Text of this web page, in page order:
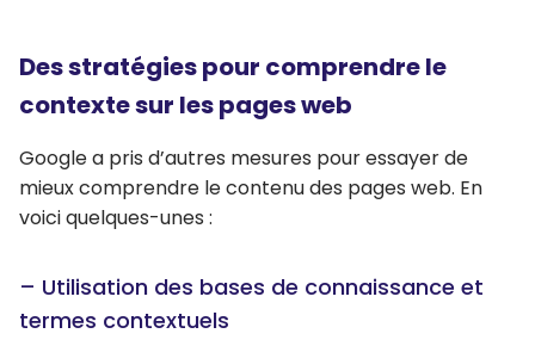
Des stratégies pour comprendre le
contexte sur les pages web
Google a pris d’autres mesures pour essayer de
mieux comprendre le contenu des pages web. En
voici quelques-unes :
– Utilisation des bases de connaissance et
termes contextuels